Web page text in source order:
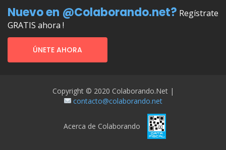
Nuevo en @Colaborando.net? Regístrate
GRATIS ahora !
ÚNETE AHORA
Copyright © 2020 Colaborando.net |
contacto@colaborando.net
Acerca de Colaborando